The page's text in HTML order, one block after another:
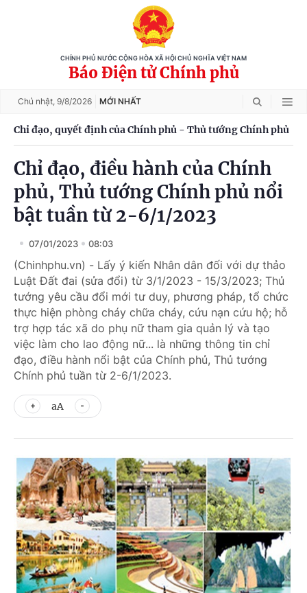
CHÍNH PHỦ NƯỚC CỘNG HÒA XÃ HỘI CHỦ NGHĨA VIỆT NAM
Báo Điện tử Chính phủ
Chủ nhật, 9/8/2026 MỚI NHẤT
Chỉ đạo, quyết định của Chính phủ - Thủ tướng Chính phủ
Chỉ đạo, điều hành của Chính
phủ, Thủ tướng Chính phủ nổi
bật tuần từ 2-6/1/2023
07/01/2023 08:03
(Chinhphu.vn) - Lấy ý kiến Nhân dân đối với dự thảo
Luật Đất đai (sửa đổi) từ 3/1/2023 - 15/3/2023; Thủ
tướng yêu cầu đổi mới tư duy, phương pháp, tổ chức
thực hiện phòng cháy chữa cháy, cứu nạn cứu hộ; hỗ
trợ hợp tác xã do phụ nữ tham gia quản lý và tạo
việc làm cho lao động nữ... là những thông tin chỉ
đạo, điều hành nổi bật của Chính phủ, Thủ tướng
Chính phủ tuần từ 2-6/1/2023.
aA